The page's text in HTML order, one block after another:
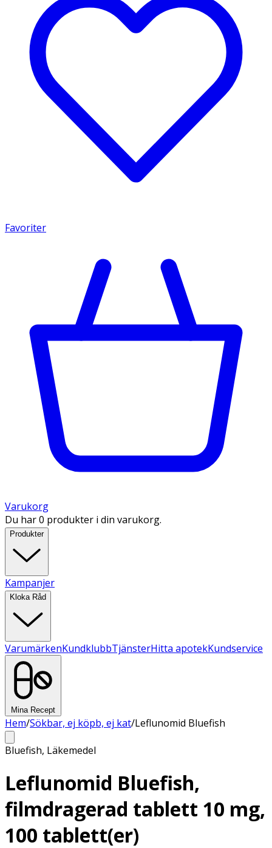
Favoriter
Varukorg
Du har 0 produkter i din varukorg.
Produkter
Kampanjer
Kloka Råd
VarumärkenKundklubbTjänsterHitta apotekKundservice
Mina Recept
Hem/Sökbar, ej köpb, ej kat/Leflunomid Bluefish
Bluefish, Läkemedel
Leflunomid Bluefish,
filmdragerad tablett 10 mg,
100 tablett(er)